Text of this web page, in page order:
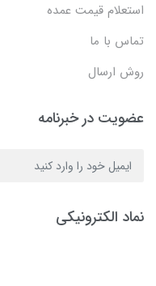
استعلام قیمت عمده
تماس با ما
روش ارسال
عضویت در خبرنامه
نماد الکترونیکی